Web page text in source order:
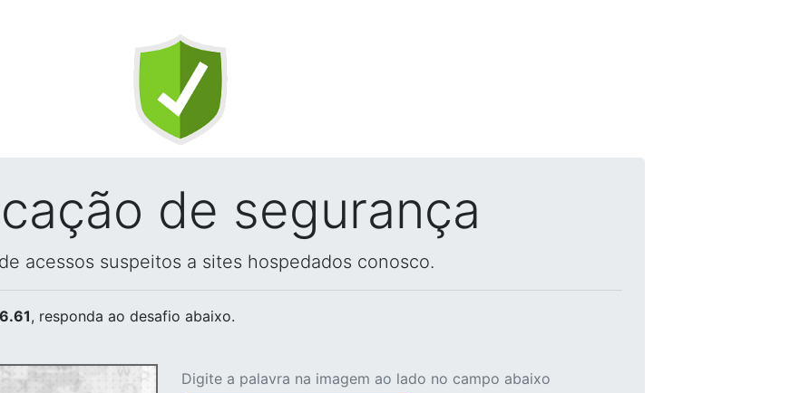
de segurança
acessos suspeitos a sites hospedados conosco.
, responda ao desafio abaixo.
Digite a palavra na imagem ao lado no campo abaixo